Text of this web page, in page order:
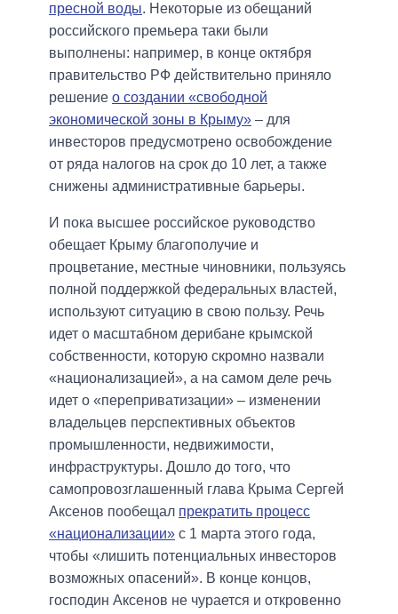
пресной воды. Некоторые из обещаний
российского премьера таки были
выполнены: например, в конце октября
правительство РФ действительно приняло
решение о создании «свободной
экономической зоны в Крыму» – для
инвесторов предусмотрено освобождение
от ряда налогов на срок до 10 лет, а также
снижены административные барьеры.
И пока высшее российское руководство
обещает Крыму благополучие и
процветание, местные чиновники, пользуясь
полной поддержкой федеральных властей,
используют ситуацию в свою пользу. Речь
идет о масштабном дерибане крымской
собственности, которую скромно назвали
«национализацией», а на самом деле речь
идет о «переприватизации» – изменении
владельцев перспективных объектов
промышленности, недвижимости,
инфраструктуры. Дошло до того, что
самопровозглашенный глава Крыма Сергей
Аксенов пообещал прекратить процесс
«национализации» с 1 марта этого года,
чтобы «лишить потенциальных инвесторов
возможных опасений». В конце концов,
господин Аксенов не чурается и откровенно